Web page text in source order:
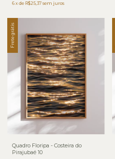
6xde R$25,37sem juros
Frete grátis
Quadro Floripa - Costeira do
Pirajubaé 10